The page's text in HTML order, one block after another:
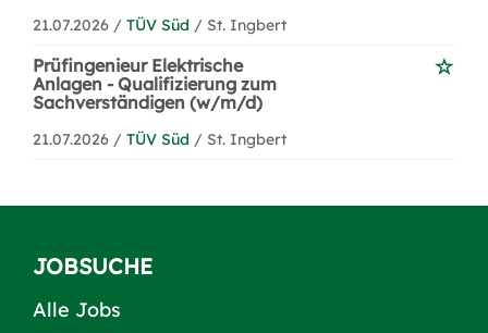
21.07.2026 / TÜV Süd / St. Ingbert
Prüfingenieur Elektrische
Anlagen - Qualifizierung zum
Sachverständigen (w/m/d)
21.07.2026 / TÜV Süd / St. Ingbert
JOBSUCHE
Alle Jobs